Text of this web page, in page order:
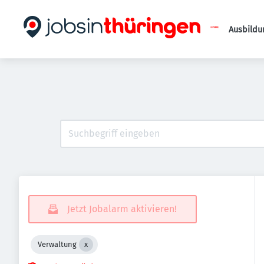
Jetzt Jobalarm aktivieren!
Verwaltung